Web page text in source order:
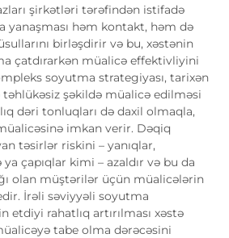
şirkətləri tərəfindən istifadə
yanaşması həm kontakt, həm də
birləşdirir və bu, xəstənin
çatdırarkən müalicə effektivliyini
soyutma strategiyası, tarixən
təhlükəsiz şəkildə müalicə edilməsi
dəri tonluqları də daxil olmaqla,
imkan verir. Dəqiq
təsirlər riskini – yanıqlar,
çapıqlar kimi – azaldır və bu da
olan müştərilər üçün müalicələrin
İrəli səviyyəli soyutma
etdiyi rahatlıq artırılması xəstə
tabe olma dərəcəsini